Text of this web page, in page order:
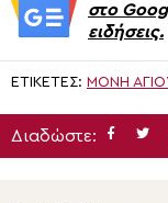
στο
ειδήσεις.
ΕΤΙΚΈΤΕΣ: ΜΟΝΉ
Διαδώστε: